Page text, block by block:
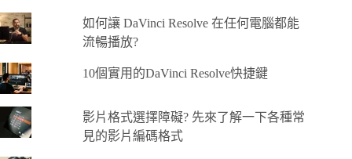
如何讓 DaVinci Resolve 在任何電腦都能
流暢播放?
10個實用的DaVinci Resolve快捷鍵
影片格式選擇障礙? 先來了解一下各種常
見的影片編碼格式